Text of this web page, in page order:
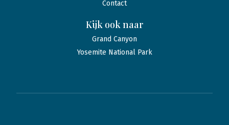
Contact
Kijk ook naar
Grand Canyon
Yosemite National Park